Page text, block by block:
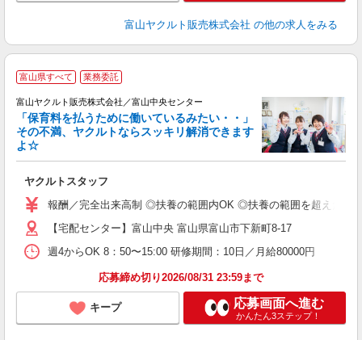
富山ヤクルト販売株式会社 の他の求人をみる
富山県すべて 業務委託
富山ヤクルト販売株式会社／富山中央センター
「保育料を払うために働いているみたい・・」
その不満、ヤクルトならスッキリ解消できます
よ☆
ヤクルトスタッフ
報酬／完全出来高制 ◎扶養の範囲内OK ◎扶養の範囲を超えた高
【宅配センター】富山中央 富山県富山市下新町8-17
週4からOK 8：50〜15:00 研修期間：10日／月給80000円
応募締め切り2026/08/31 23:59まで
キープ 応募画面へ進む
かんたん3ステップ！